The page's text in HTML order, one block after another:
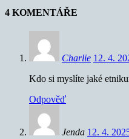
4 KOMENTÁŘE
Charlie 12. 4.
Kdo si myslíte jaké
Odpověď
Jenda 12. 4.